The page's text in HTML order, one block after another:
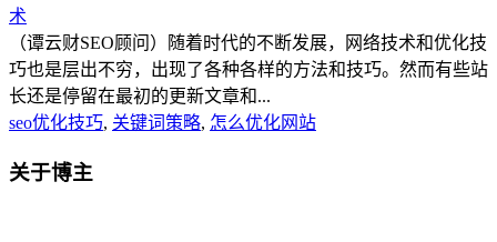
术
（谭云财SEO顾问）随着时代的不断发展，网络技术和优化技
巧也是层出不穷，出现了各种各样的方法和技巧。然而有些站
长还是停留在最初的更新文章和...
seo优化技巧, 关键词策略, 怎么优化网站
关于博主